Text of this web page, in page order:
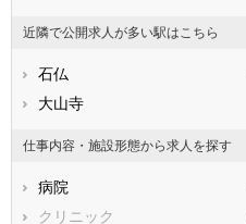
福岡県
佐賀県
熊本県
鹿児島県
名古屋市港区
名古屋市守山区
名古屋市名東区
一宮市
近隣で公開求人が多い駅はこちら
石仏
大山寺
仕事内容・施設形態から求人を探す
病院
クリニック